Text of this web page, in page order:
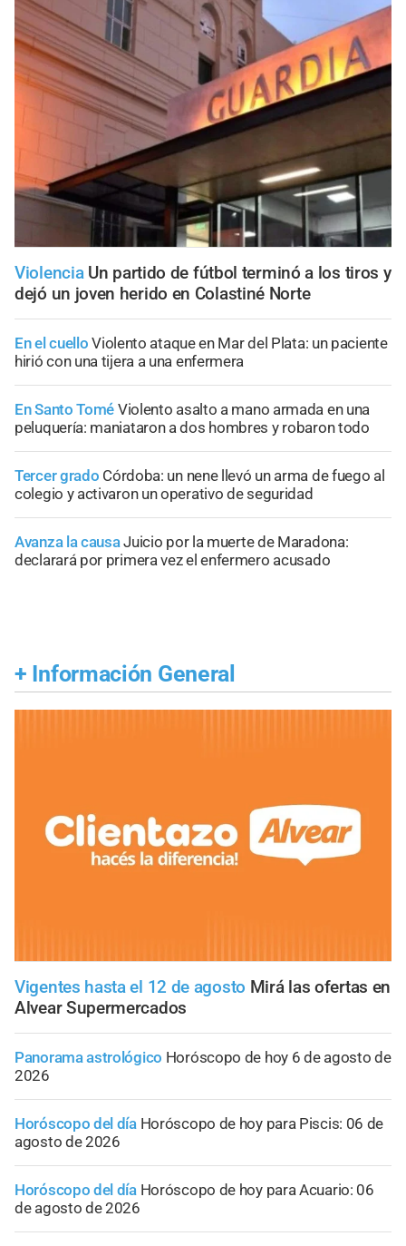
Violencia Un partido de fútbol terminó a los tiros y
dejó un joven herido en Colastiné Norte
En el cuello Violento ataque en Mar del Plata: un paciente
hirió con una tijera a una enfermera
En Santo Tomé Violento asalto a mano armada en una
peluquería: maniataron a dos hombres y robaron todo
Tercer grado Córdoba: un nene llevó un arma de fuego al
colegio y activaron un operativo de seguridad
Avanza la causaJuicio por la muerte de Maradona:
declarará por primera vez el enfermero acusado
+ Información General
Vigentes hasta el 12 de agosto Mirá las ofertas en
Alvear Supermercados
Panorama astrológico Horóscopo de hoy 6 de agosto de
2026
Horóscopo del día Horóscopo de hoy para Piscis: 06 de
agosto de 2026
Horóscopo del día Horóscopo de hoy para Acuario: 06
de agosto de 2026